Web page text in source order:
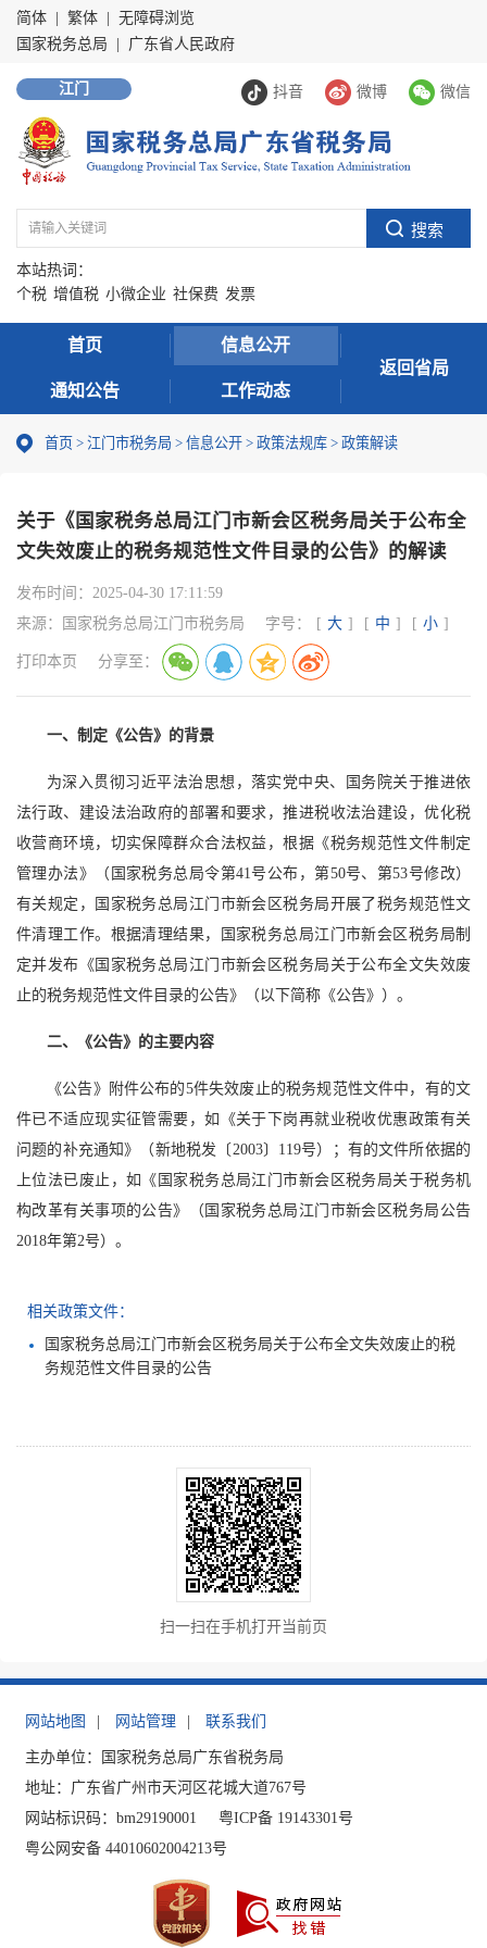
简体 繁体
无障碍浏览
国家税务总局
广东省人民政府
抖音 微博 微信
江门
本站热词：
个税 增值税 小微企业 社保费 发票
首页 信息公开
通知公告 工作动态
返回省局
首页 > 江门市税务局 > 信息公开 > 政策法规库 > 政策解读
关于《国家税务总局江门市新会区税务局关于公布全
文失效废止的税务规范性文件目录的公告》的解读
发布时间： 2025-04-30 17:11:59
来源：
国家税务总局江门市税务局 字号： [ 大 ] [ 中 ] [ 小 ]
打印本页 分享至：
一、制定《公告》的背景
为深入贯彻习近平法治思想，落实党中央、国务院关于推进依
法行政、建设法治政府的部署和要求，推进税收法治建设，优化税
收营商环境，切实保障群众合法权益，根据《税务规范性文件制定
管理办法》（国家税务总局令第41号公布，第50号、第53号修改）
有关规定，国家税务总局江门市新会区税务局开展了税务规范性文
件清理工作。根据清理结果，国家税务总局江门市新会区税务局制
定并发布《国家税务总局江门市新会区税务局关于公布全文失效废
止的税务规范性文件目录的公告》（以下简称《公告》）。
二、《公告》的主要内容
《公告》附件公布的5件失效废止的税务规范性文件中，有的文
件已不适应现实征管需要，如《关于下岗再就业税收优惠政策有关
问题的补充通知》（新地税发〔2003〕119号）；有的文件所依据的
上位法已废止，如《国家税务总局江门市新会区税务局关于税务机
构改革有关事项的公告》（国家税务总局江门市新会区税务局公告
2018年第2号）。
相关政策文件：
国家税务总局江门市新会区税务局关于公布全文失效废止的税
务规范性文件目录的公告
扫一扫在手机打开当前页
网站地图 网站管理 联系我们
主办单位：国家税务总局广东省税务局
地址：广东省广州市天河区花城大道767号
网站标识码：bm29190001
粤ICP备 19143301号
粤公网安备 44010602004213号